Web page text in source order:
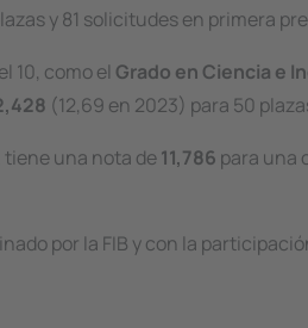
y 81 solicitudes en primera
10, como el Grado en Ciencia e
(12,69 en 2023) para 50
tiene una nota de11,786 para una
por la FIB y con la